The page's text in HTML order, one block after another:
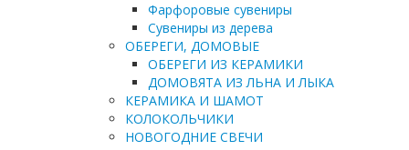
Фарфоровые сувениры
Сувениры из дерева
ОБЕРЕГИ, ДОМОВЫЕ
ОБЕРЕГИ ИЗ КЕРАМИКИ
ДОМОВЯТА ИЗ ЛЬНА И ЛЫКА
КЕРАМИКА И ШАМОТ
КОЛОКОЛЬЧИКИ
НОВОГОДНИЕ СВЕЧИ